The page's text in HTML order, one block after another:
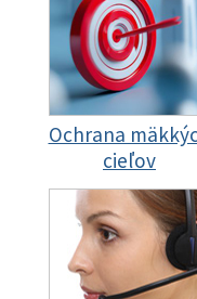
Ochrana
cieľov